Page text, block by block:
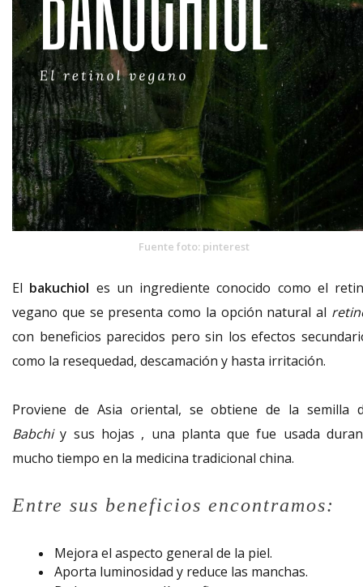
Fuente foto: pinterest
El bakuchiol es un ingrediente conocido como el
vegano que se presenta como la opción natural al
con beneficios parecidos pero sin los efectos
como la resequedad, descamación y hasta irritación.
Proviene de Asia oriental, se obtiene de la semilla
Babchiy sus hojas , una planta que fue usada
mucho tiempo en la medicina tradicional china.
Entre sus beneficios encontramos:
Mejora el aspecto general de la piel.
Aporta luminosidad y reduce las manchas.